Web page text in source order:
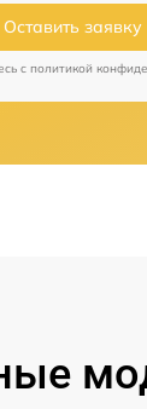
Оставить заявку
c политикой